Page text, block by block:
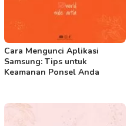
Cara Mengunci Aplikasi
Samsung: Tips untuk
Keamanan Ponsel Anda